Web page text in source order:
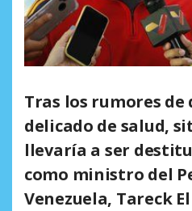
Tras los rumores de
delicado de salud,
llevaría a ser
como ministro del
Venezuela, Tareck